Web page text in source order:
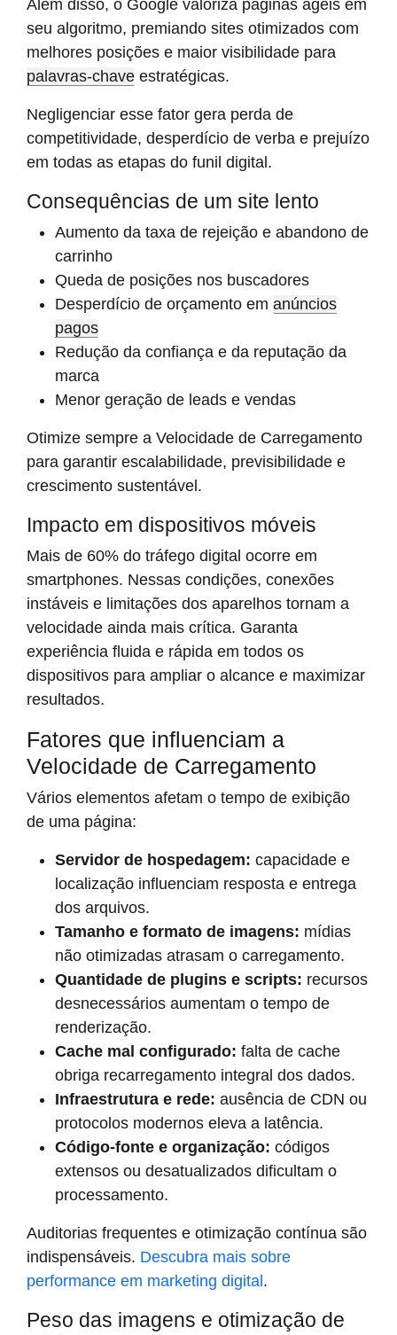
Além disso, o Google valoriza páginas ágeis em
seu algoritmo, premiando sites otimizados com
melhores posições e maior visibilidade para
palavras-chave estratégicas.
Negligenciar esse fator gera perda de
competitividade, desperdício de verba e prejuízo
em todas as etapas do funil digital.
Consequências de um site lento
Aumento da taxa de rejeição e abandono de
carrinho
Queda de posições nos buscadores
Desperdício de orçamento em anúncios
pagos
Redução da confiança e da reputação da
marca
Menor geração de leads e vendas
Otimize sempre a Velocidade de Carregamento
para garantir escalabilidade, previsibilidade e
crescimento sustentável.
Impacto em dispositivos móveis
Mais de 60% do tráfego digital ocorre em
smartphones. Nessas condições, conexões
instáveis e limitações dos aparelhos tornam a
velocidade ainda mais crítica. Garanta
experiência fluida e rápida em todos os
dispositivos para ampliar o alcance e maximizar
resultados.
Fatores que influenciam a
Velocidade de Carregamento
Vários elementos afetam o tempo de exibição
de uma página:
Servidor de hospedagem: capacidade e
localização influenciam resposta e entrega
dos arquivos.
Tamanho e formato de imagens: mídias
não otimizadas atrasam o carregamento.
Quantidade de plugins e scripts: recursos
desnecessários aumentam o tempo de
renderização.
Cache mal configurado: falta de cache
obriga recarregamento integral dos dados.
Infraestrutura e rede: ausência de CDN ou
protocolos modernos eleva a latência.
Código-fonte e organização: códigos
extensos ou desatualizados dificultam o
processamento.
Auditorias frequentes e otimização contínua são
indispensáveis. Descubra mais sobre
performance em marketing digital.
Peso das imagens e otimização de